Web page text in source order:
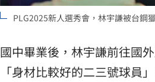
PLG2025新人選秀會，林宇謙被台鋼
國中畢業後，林宇謙前往國
「身材比較好的二三號球員